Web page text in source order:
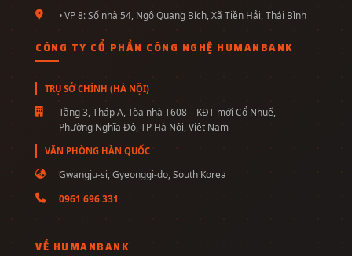
CÔNG TY CỔ PHẦN CÔNG NGHỆ HUMANBANK
TRỤ SỞ CHÍNH (HÀ NỘI)
Tầng 3, Tháp A, Tòa nhà T608 – KĐT mới Cổ Nhuế,
Phường Nghĩa Đô, TP Hà Nội, Việt Nam
VĂN PHÒNG HÀN QUỐC
Gwangju-si, Gyeonggi-do, South Korea
0961 696 331
• VP 8: Số nhà 54, Ngô Quang Bích, Xã Tiền Hải, Thái Bình
VỀ HUMANBANK